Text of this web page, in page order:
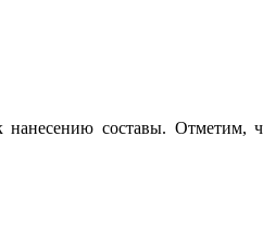
составы. Отметим,